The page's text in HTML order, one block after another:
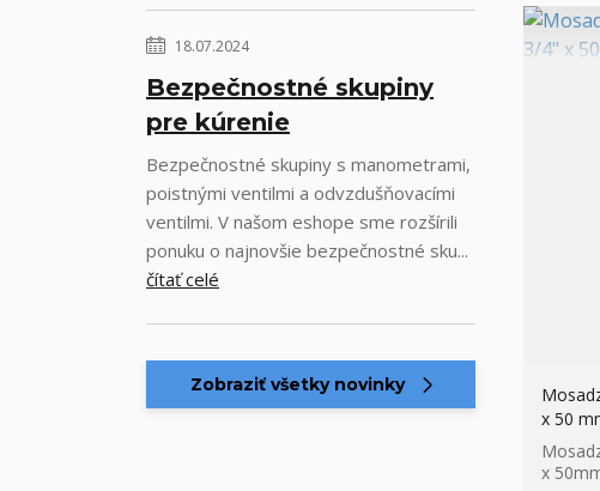
x 50
x
18.07.2024
Bezpečnostné skupiny
pre kúrenie
Bezpečnostné skupiny s manometrami,
poistnými ventilmi a odvzdušňovacími
ventilmi. V našom eshope sme rozšírili
ponuku o najnovšie bezpečnostné sku...
čítať celé
Zobraziť všetky novinky